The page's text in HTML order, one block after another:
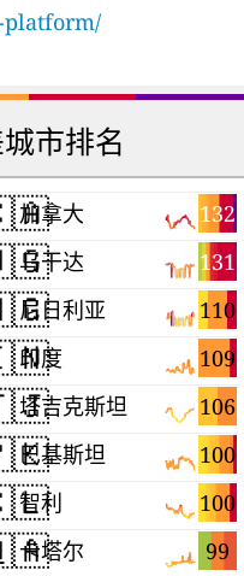
platform/
市排名
132
加拿大
131
乌干达
110
尼日利亚
109
印度
106
塔吉克斯坦
100
巴基斯坦
100
智利
99
卡塔尔